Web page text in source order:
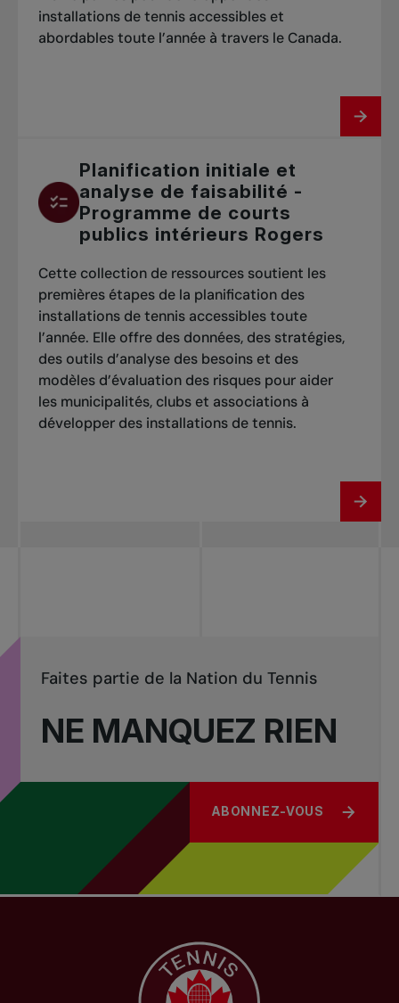
installations de tennis accessibles et
abordables toute l’année à travers le Canada.
Planification initiale et
analyse de faisabilité -
Programme de courts
publics intérieurs Rogers
Cette collection de ressources soutient les
premières étapes de la planification des
installations de tennis accessibles toute
l’année. Elle offre des données, des stratégies,
des outils d’analyse des besoins et des
modèles d’évaluation des risques pour aider
les municipalités, clubs et associations à
développer des installations de tennis.
NE MANQUEZ RIEN
Faites partie de la Nation du Tennis
ABONNEZ-VOUS